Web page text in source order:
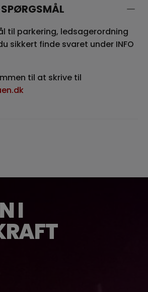
SPØRGSMÅL
til parkering, ledsagerordning
sikkert finde svaret under INFO
til at skrive til
I